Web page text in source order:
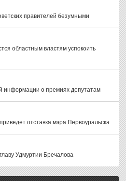
правителей безумными
областным властям успокоить
информации о премиях депутатам
отставка мэра Первоуральска
Удмуртии Бречалова